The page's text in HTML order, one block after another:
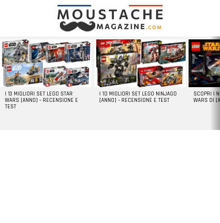
LATEST
STORIES
I 13 MIGLIORI SET LEGO STAR
WARS [ANNO] – RECENSIONE E
TEST
I 10 MIGLIORI SET LEGO NINJAGO
[ANNO] – RECENSIONE E TEST
SCOPRI I
WARS DI